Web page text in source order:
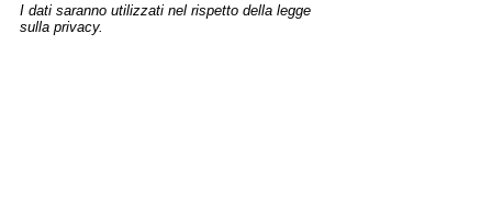
I dati saranno utilizzati nel rispetto della legge
sulla privacy.